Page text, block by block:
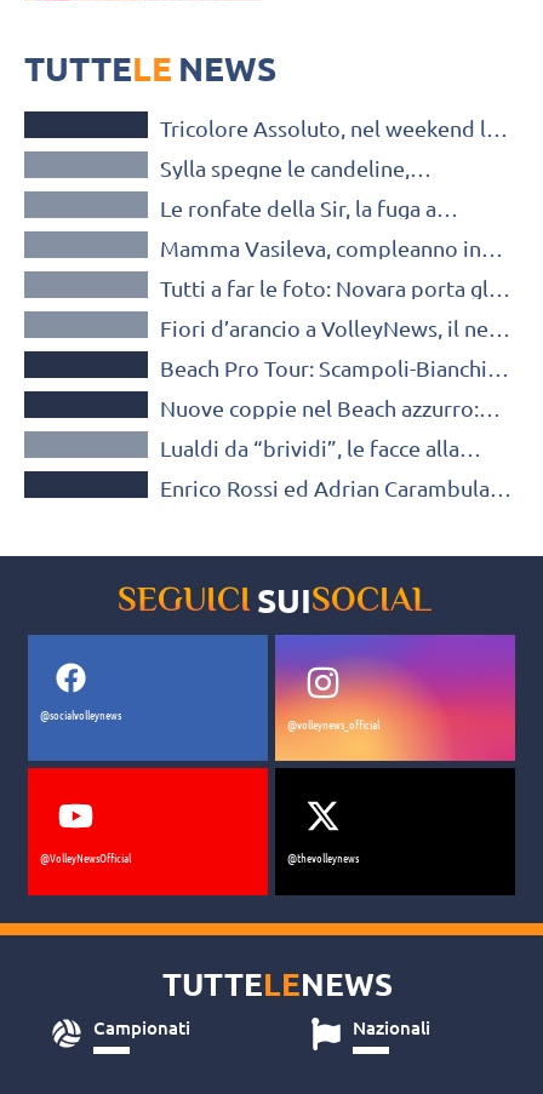
TUTTELE NEWS
BEACH VOLLEY
Tricolore Assoluto, nel weekend la
palio la Coppa Italia
VOLLEY GLAMOUR
Sylla spegne le candeline,
eleganza…
VOLLEY GLAMOUR
Le ronfate della Sir, la fuga a
Teddi…
VOLLEY GLAMOUR
Mamma Vasileva, compleanno in
compagno di beach per Rossi…
VOLLEY GLAMOUR
Tutti a far le foto: Novara porta gli
VOLLEY GLAMOUR
Fiori d’arancio a VolleyNews, il new-
tailandesi
BEACH VOLLEY
Beach Pro Tour: Scampoli-Bianchin
azzurri
BEACH VOLLEY
Nuove coppie nel Beach azzurro:
Ranghieri
VOLLEY GLAMOUR
Lualdi da “brividi”, le facce alla
BEACH VOLLEY
Enrico Rossi ed Adrian Carambula
SEGUICI SUISOCIAL
@socialvolleynews
@volleynews_official
@VolleyNewsOfficial @thevolleynews
TUTTELENEWS
Campionati Nazionali